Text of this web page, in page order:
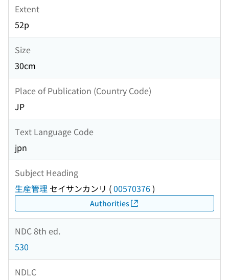
Extent
52p
Size
30cm
Place of Publication (Country Code)
JP
Text Language Code
jpn
Subject Heading
生産管理 セイサンカンリ (00570376)
Authorities
NDC 8th ed.
530
NDLC